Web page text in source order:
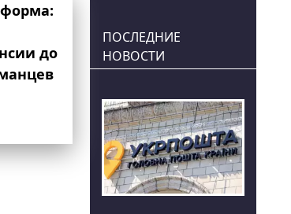
до
ПОСЛЕДНИЕ
НОВОСТИ